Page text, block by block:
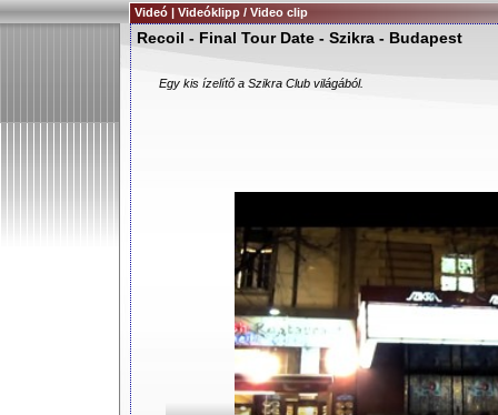
Videó | Videóklipp / Video clip
Recoil - Final Tour Date - Szikra - Budapest
Egy kis ízelítő a Szikra Club világából.